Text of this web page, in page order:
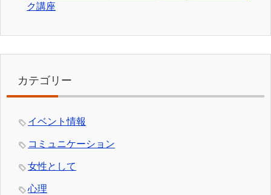
ク講座
カテゴリー
イベント情報
コミュニケーション
女性として
心理